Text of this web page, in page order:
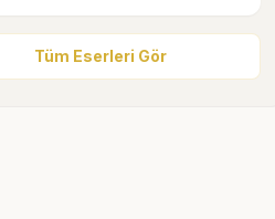
Tüm Eserleri Gör